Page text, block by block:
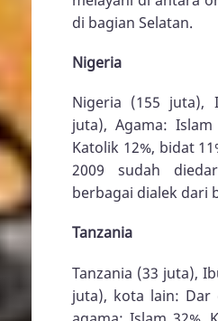
di bagian Selatan.
Nigeria
Nigeria (155 juta),
juta), Agama:
Katolik 12%, bidat
2009 sudah
berbagai dialek dari
Tanzania
Tanzania (33 juta),
juta), kota lain: Dar